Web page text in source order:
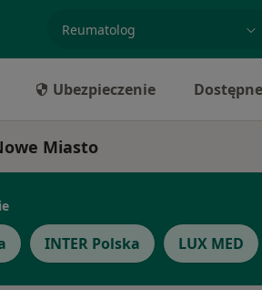
Ubezpieczenie
Miasto
INTER Polska LUX MED